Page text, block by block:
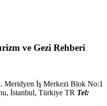
ve Gezi Rehberi
Meridyen İş Merkezi Blok No:1
İstanbul, Türkiye TR Tel: